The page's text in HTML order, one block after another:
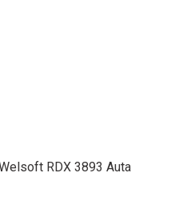
RDX 3893 Auta